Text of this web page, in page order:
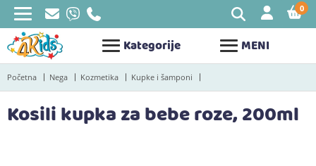
Kategorije MENI
0
Početna Nega Kozmetika Kupke i šamponi
Kosili kupka za bebe roze, 200ml